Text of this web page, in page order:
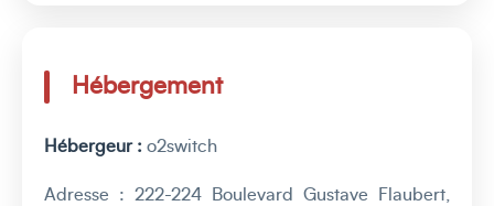
Hébergement
Hébergeur : o2switch
Adresse : 222-224 Boulevard Gustave Flaubert,